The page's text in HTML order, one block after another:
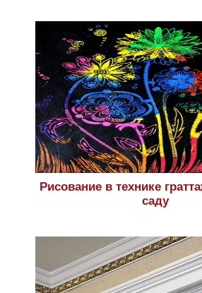
Рисование в технике
саду